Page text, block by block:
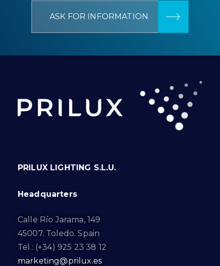
ASK FOR INFORMATION
PRILUX LIGHTING S.L.U.
Headquarters
Calle Río Jarama, 149
45007. Toledo. Spain
Tel.: (+34) 925 23 38 12
marketing@prilux.es